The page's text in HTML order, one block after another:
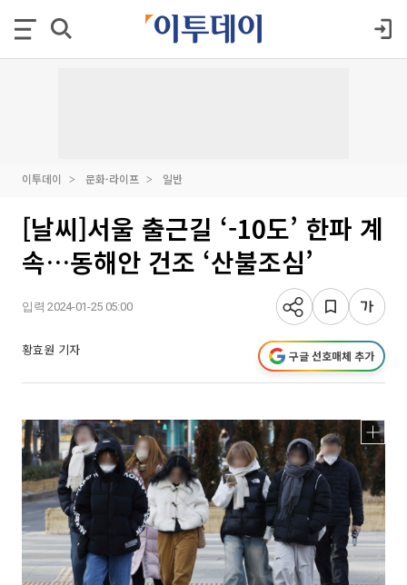
이투데이 문화·라이프 일반
[날씨]서울 출근길 ‘-10도’ 한파 계
속…동해안 건조 ‘산불조심’
입력 2024-01-25 05:00
황효원 기자 구글 선호매체 추가